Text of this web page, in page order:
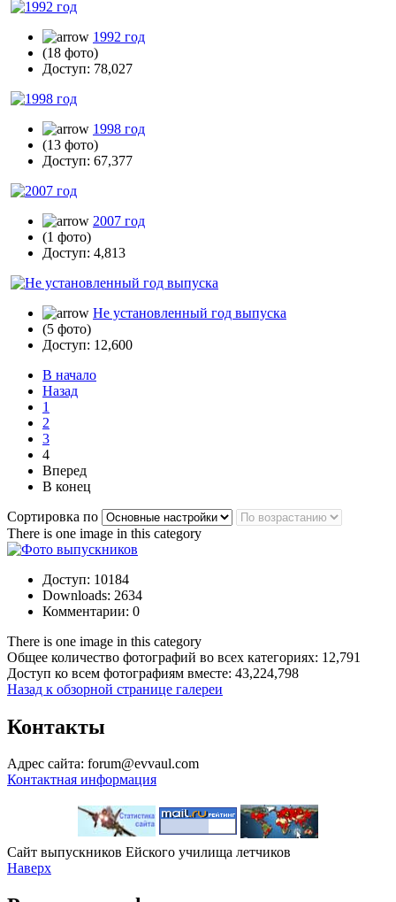
1992 год
(18 фото)
Доступ: 78,027
1998 год
(13 фото)
Доступ: 67,377
2007 год
(1 фото)
Доступ: 4,813
Не установленный год выпуска
(5 фото)
Доступ: 12,600
В начало
Назад
1
2
3
4
Вперед
В конец
Сортировка по
There is one image in this category
Доступ: 10184
Downloads: 2634
Комментарии: 0
There is one image in this category
Общее количество фотографий во всех категориях: 12,791
Доступ ко всем фотографиям вместе: 43,224,798
Назад к обзорной странице галереи
Контакты
Адрес сайта: forum@evvaul.com
Контактная информация
Сайт выпускников Ейского училища летчиков
Наверх